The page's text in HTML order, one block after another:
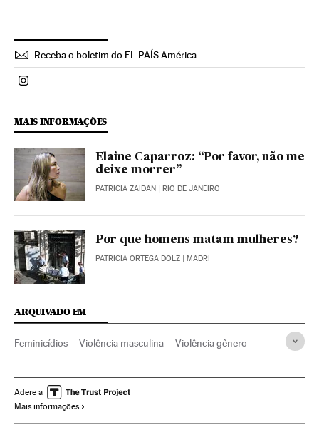
Receba o boletim do EL PAÍS América
Politica El País Brasil en Instagram
MAIS INFORMAÇÕES
Elaine Caparroz: “Por favor, não me
deixe morrer”
PATRICIA ZAIDAN | RIO DE JANEIRO
Por que homens matam mulheres?
PATRICIA ORTEGA DOLZ | MADRI
ARQUIVADO EM
Feminicídios Violência masculina Violência gênero
Violência Brasil Mulheres
América do Sul
Adere a
Mais informações